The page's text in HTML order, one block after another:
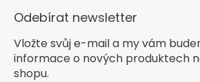
Odebírat newsletter
Vložte svůj e-mail a my vám
informace o nových produktech
shopu.